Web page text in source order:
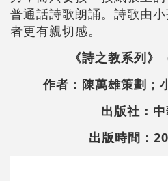
普通話詩歌朗誦。詩歌由
者更有親切感。
《詩之教系列》
作者：陳萬雄策劃；
出版社：
出版時間：